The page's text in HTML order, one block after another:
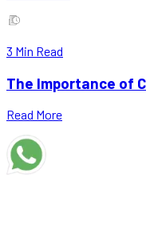
3 Min Read
The Importance of
Read More